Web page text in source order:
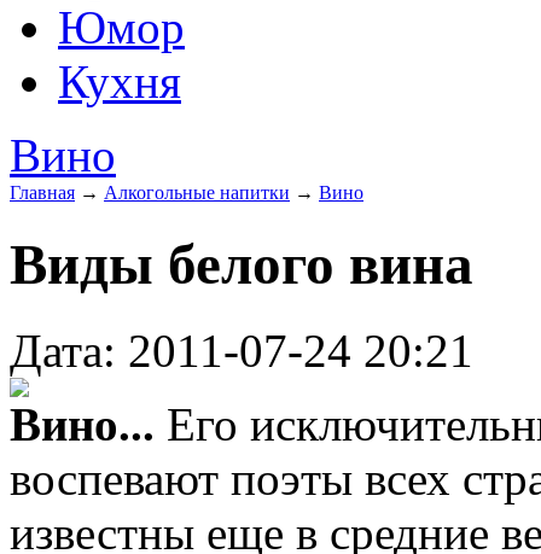
Юмор
Кухня
Вино
Главная → Алкогольные напитки → Вино
Виды белого вина
Дата: 2011-07-24 20:21
Вино... Его
воспевают поэты всех
известны еще в средние